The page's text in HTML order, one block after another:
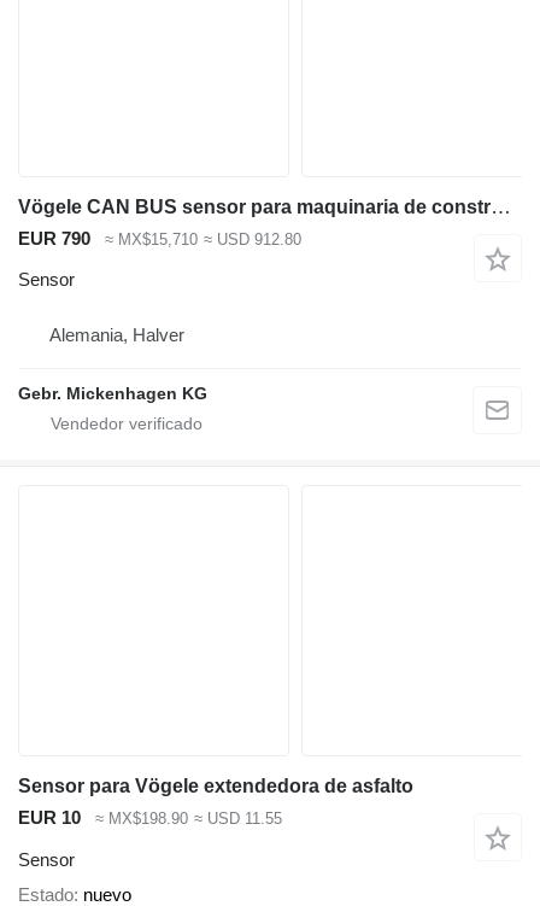
Vögele CAN BUS sensor para maquinaria de construcción
EUR 790 ≈ MX$15,710 ≈ USD 912.80
Sensor
Alemania, Halver
Gebr. Mickenhagen KG
Sensor para Vögele extendedora de asfalto
EUR 10
≈ MX$198.90 ≈ USD 11.55
Sensor
Estado nuevo